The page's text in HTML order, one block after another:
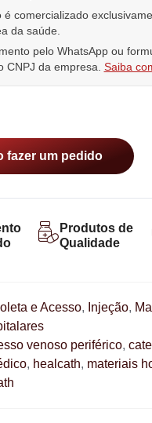
é comercializado
da saúde.
pelo WhatsApp ou
CNPJ da empresa. Saiba
fazer um pedido
Produtos de
Qualidade
e Acesso, Injeção,
venoso periférico,
, healcath, materiais